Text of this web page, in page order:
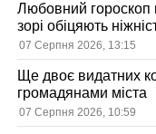
Любовний гороскоп
зорі обіцяють
07 Серпня 2026, 13:15
Ще двоє видатних
громадянами міста
07 Серпня 2026, 10:59